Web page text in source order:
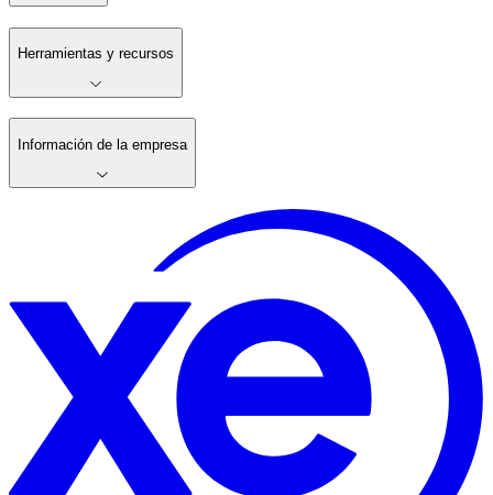
Herramientas y recursos
Información de la empresa